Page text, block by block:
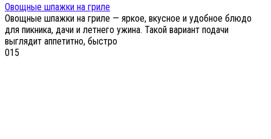
Овощные шпажки на гриле
Овощные шпажки на гриле — яркое, вкусное и удобное блюдо
для пикника, дачи и летнего ужина. Такой вариант подачи
выглядит аппетитно, быстро
015